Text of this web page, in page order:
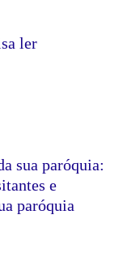
ler
sua paróquia:
e
paróquia